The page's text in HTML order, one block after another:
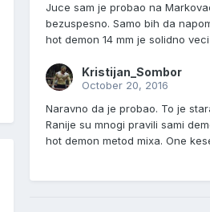
Juce sam je probao na
bezuspesno. Samo bih da
hot demon 14 mm je solidno
Kristijan_Sombor
October 20, 2016
Naravno da je probao. To je
Ranije su mnogi pravili sami
hot demon metod mixa. One